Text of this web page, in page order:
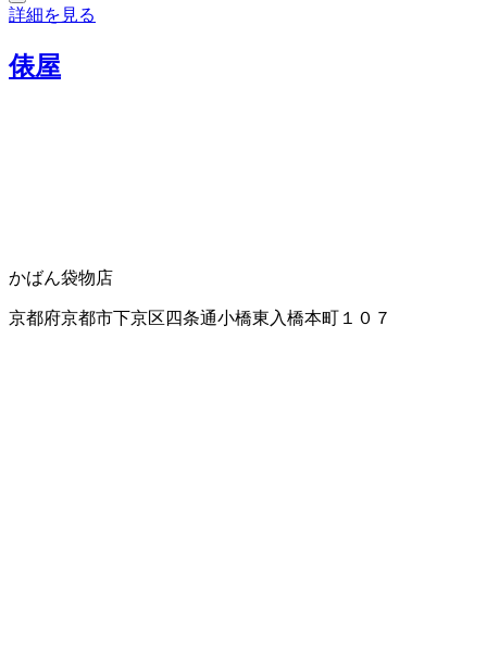
詳細を見る
俵屋
かばん袋物店
京都府京都市下京区四条通小橋東入橋本町１０７